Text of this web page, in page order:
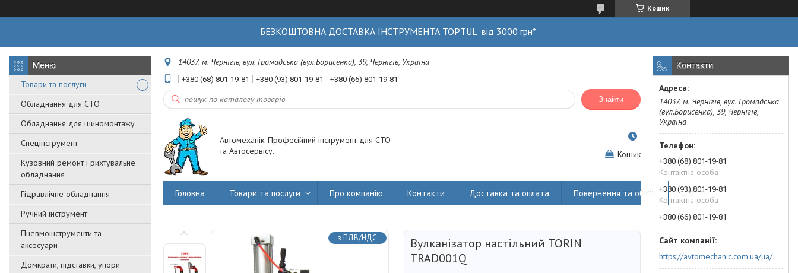
Кошик
БЕЗКОШТОВНА ДОСТАВКА ІНСТРУМЕНТА TOPTUL від 3000 грн*
Товари та послуги
Обладнання для СТО
Обладнання для шиномонтажу
Спецінструмент
Кузовний ремонт і рихтувальне
обладнання
Гідравлічне обладнання
Ручний інструмент
Пневмоінструменти та
аксесуари
Домкрати, підставки, упори
14037. м. Чернігів, вул. Громадська (вул.Борисенка), 39, Чернігів, Україна
+380 (68) 801-19-81 +380 (93) 801-19-81 +380 (66) 801-19-81
Знайти
Автомеханік. Професійний інструмент для СТО
та Автосервісу.
Кошик
Головна Товари та послуги Про компанію Контакти Доставка та оплата Повернення та обмін Статті
з ПДВ/НДС
Вулканізатор настільний TORIN
TRAD001Q
Контакти
14037. м. Чернігів, вул. Громадська
(вул.Борисенка), 39, Чернігів,
Україна
+380 (68) 801-19-81
Контактна особа
+380 (93) 801-19-81
Контактна особа
+380 (66) 801-19-81
https://avtomechanic.com.ua/ua/